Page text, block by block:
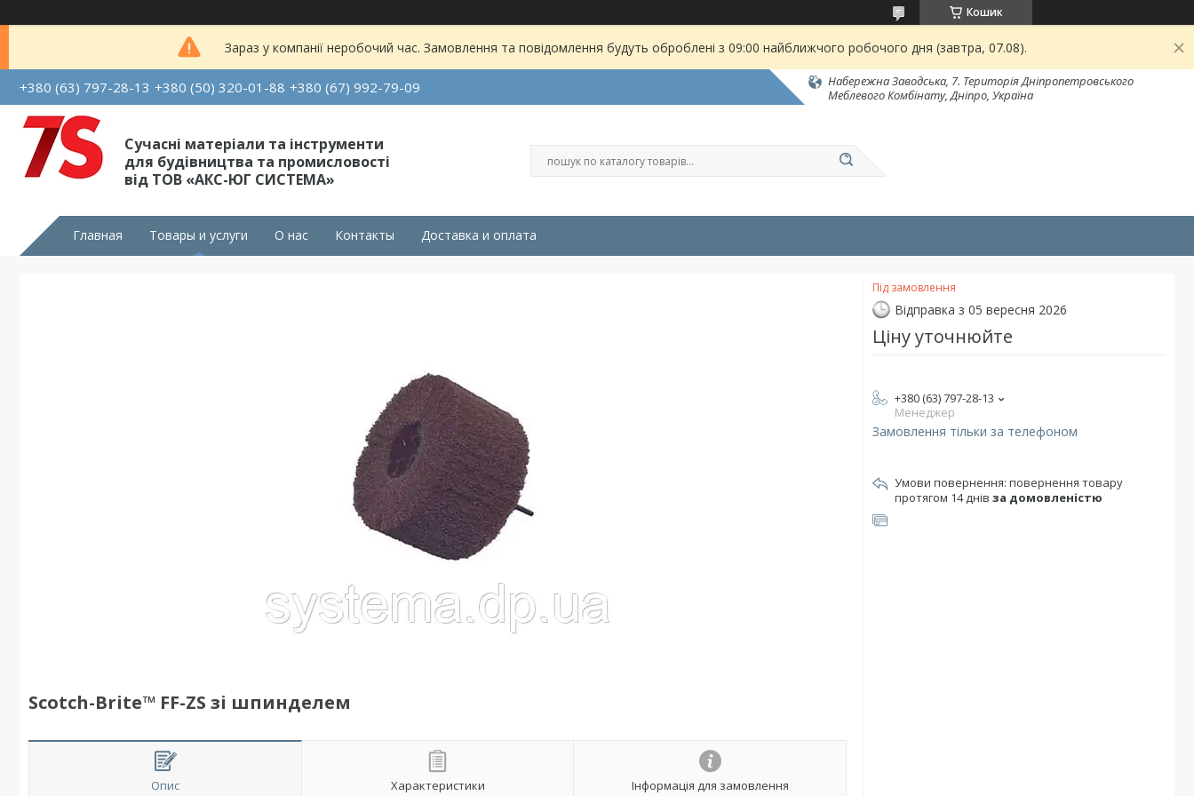
Кошик
Зараз у компанії неробочий час. Замовлення та повідомлення будуть оброблені з 09:00 найближчого робочого дня (завтра, 07.08).
+380 (63) 797-28-13 +380 (50) 320-01-88 +380 (67) 992-79-09
Набережна Заводська, 7. Територія Дніпропетровського
Меблевого Комбінату, Дніпро, Україна
Сучасні матеріали та інструменти
для будівництва та промисловості
від ТОВ «АКС-ЮГ СИСТЕМА»
Главная Товары и услуги О нас Контакты Доставка и оплата
Scotch-Brite™ FF-ZS зі шпинделем
Опис Характеристики Інформація для замовлення
Під замовлення
Відправка з 05 вересня 2026
Ціну уточнюйте
+380 (63) 797-28-13
Менеджер
Замовлення тільки за телефоном
повернення товару
протягом 14 днів за домовленістю